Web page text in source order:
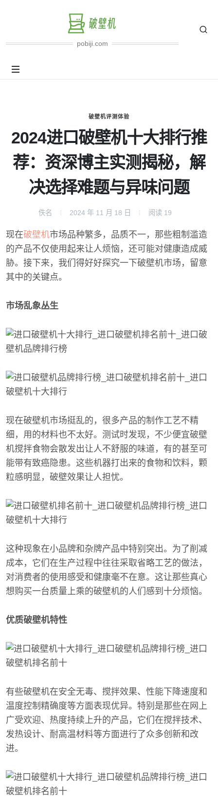
pobiji.com
破壁机评测体验
2024进口破壁机十大排行推
荐：资深博主实测揭秘，解
决选择难题与异味问题
佚名 2024 年 11 月 18 日 阅读 19
现在破壁机市场品种繁多，品质不一，那些粗制滥造
的产品不仅使用起来让人烦恼，还可能对健康造成威
胁。接下来，我们得好好探究一下破壁机市场，留意
其中的关键点。
市场乱象丛生
现在破壁机市场挺乱的，很多产品的制作工艺不精
细，用的材料也不太好。测试时发现，不少便宜破壁
机搅拌食物会散发出让人不舒服的味道，有的甚至可
能带有致癌隐患。这些机器打出来的食物和饮料，颗
粒感明显，破壁效果让人担忧。
这种现象在小品牌和杂牌产品中特别突出。为了削减
成本，它们在生产过程中往往采取省略工艺的做法，
对消费者的使用感受和健康毫不在意。这让那些真心
想购买一台质量上乘的破壁机的人们感到十分烦恼。
优质破壁机特性
有些破壁机在安全无毒、搅拌效果、性能下降速度和
温度控制精确度等方面表现优异。特别是那些在网上
广受欢迎、热度持续上升的产品，它们在搅拌技术、
发热设计、耐高温材料等方面进行了众多创新和改
进。